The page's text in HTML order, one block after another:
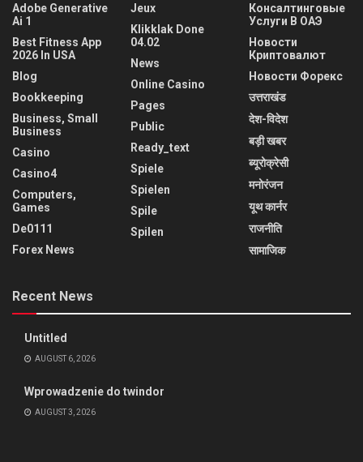
Adobe Generative
Ai 1
Best Fitness App
2026 In USA
Blog
Bookkeeping
Business, Small
Business
Casino
Casino4
Computers,
Games
De0111
Forex News
Jeux
Klikklak Done
04.02
News
Online Casino
Pages
Public
Ready_text
Spiele
Spielen
Spile
Spilen
Консалтинговые
Услуги В ОАЭ
Новости
Криптовалют
Новости Форекс
उत्तराखंड
देश-विदेश
बड़ी खबर
ब्यूरोक्रेसी
मनोरंजन
यूथ कार्नर
राजनीति
सामाजिक
Recent News
Untitled
AUGUST 6, 2026
Wprowadzenie do twindor
AUGUST 3, 2026